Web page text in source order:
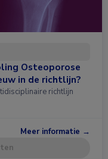
Osteoporose
in de richtlijn?
richtlijn
Meer informatie →